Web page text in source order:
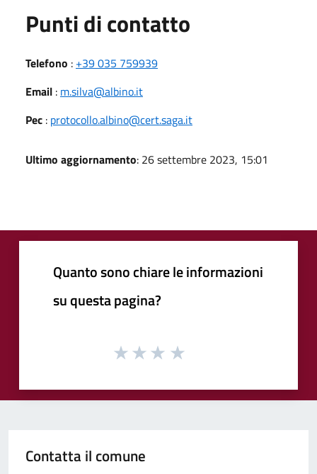
Punti di contatto
Telefono : +39 035 759939
Email : m.silva@albino.it
Pec : protocollo.albino@cert.saga.it
Ultimo aggiornamento: 26 settembre 2023, 15:01
Quanto sono chiare le informazioni
su questa pagina?
Contatta il comune